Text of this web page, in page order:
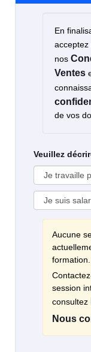
En
acceptez
nos
Ventes
de vos
Veuillez
Aucune
formation.
session
consultez
Nous